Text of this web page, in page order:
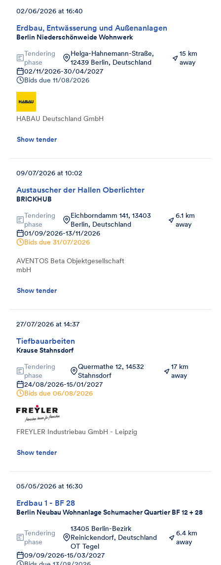
Erdbau, Entwässerung und Außenanlagen
Berlin Niederschönweide Wohnwerk
02/06/2026 at 16:40
Tendering
phase
Helga-Hahnemann-Straße,
12439 Berlin, Deutschland
15 km
away
02/11/2026-30/04/2027
Bids due 11/08/2026
HABAU Deutschland GmbH
Show tender
Austauscher der Hallen Oberlichter
BRICKHUB
09/07/2026 at 10:02
Tendering
phase
Eichborndamm 141, 13403
Berlin, Deutschland
6.1 km
away
01/09/2026-13/11/2026
Bids due 31/07/2026
AVENTOS Beta Objektgesellschaft
mbH
Show tender
Tiefbauarbeiten
Krause Stahnsdorf
27/07/2026 at 14:37
Tendering
phase
Quermathe 12, 14532
Stahnsdorf
17 km
away
24/08/2026-15/01/2027
Bids due 06/08/2026
FREYLER Industriebau GmbH - Leipzig
Show tender
Erdbau 1 - BF 28
Berlin Neubau Wohnanlage Schumacher Quartier BF 12 + 28
05/05/2026 at 16:30
Tendering
phase
13405 Berlin-Bezirk
Reinickendorf, Deutschland
OT Tegel
6.4 km
away
09/09/2026-15/03/2027